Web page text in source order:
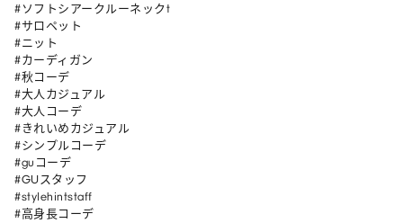
#ソフトシアークルーネックt
#サロペット
#ニット
#カーディガン
#秋コーデ
#大人カジュアル
#大人コーデ
#きれいめカジュアル
#シンプルコーデ
#guコーデ
#GUスタッフ
#stylehintstaff
#高身長コーデ